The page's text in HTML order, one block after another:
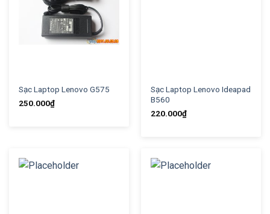
Sạc Laptop Lenovo G575
250.000₫
Sạc Laptop Lenovo Ideapad
B560
220.000₫